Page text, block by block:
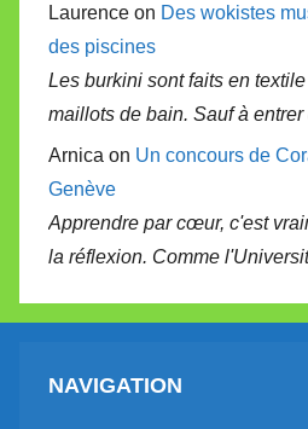
Laurence on Des wokistes
des piscines
Les burkini sont faits en
maillots de bain. Sauf à
Arnica on Un concours de
Genève
Apprendre par cœur, c'est
la réflexion. Comme
NAVIGATION